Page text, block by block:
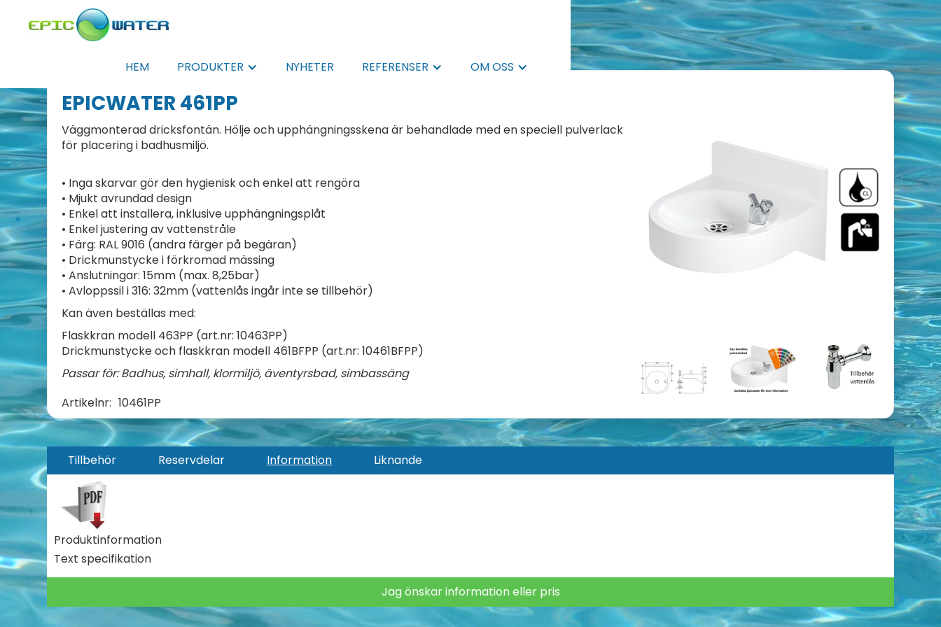
HEM PRODUKTER NYHETER REFERENSER OM OSS
EPICWATER 461PP
Väggmonterad dricksfontän. Hölje och upphängningsskena är behandlade med en speciell pulverlack
för placering i badhusmiljö.
• Inga skarvar gör den hygienisk och enkel att rengöra
• Mjukt avrundad design
• Enkel att installera, inklusive upphängningsplåt
• Enkel justering av vattenstråle
• Färg: RAL 9016 (andra färger på begäran)
• Drickmunstycke i förkromad mässing
• Anslutningar: 15mm (max. 8,25bar)
• Avloppssil i 316: 32mm (vattenlås ingår inte se tillbehör)
Kan även beställas med:
Flaskkran modell 463PP (art.nr: 10463PP)
Drickmunstycke och flaskkran modell 461BFPP (art.nr: 10461BFPP)
Passar för: Badhus, simhall, klormiljö, äventyrsbad, simbassäng
Artikelnr: 10461PP
Tillbehör Reservdelar Information Liknande
Produktinformation
Text specifikation
Jag önskar information eller pris